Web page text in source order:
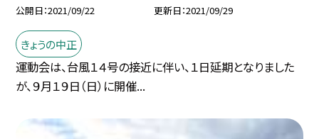
公開日 2021/09/22 更新日 2021/09/29
きょうの中正
運動会は、台風１４号の接近に伴い、１日延期となりました
が、９月１９日（日）に開催...